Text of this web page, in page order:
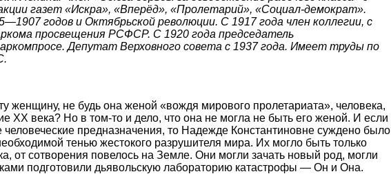
газет «Искра», «Вперёд», «Пролетарий», «Социал-демократ».
годов и Октябрьской революции. С 1917 года член коллегии, с
просвещения РСФСР. С 1920 года председатель
Депутат Верховного совета с 1937 года. Имеет труды по
женщину, не будь она женой «вождя мирового пролетариата», человека,
XX века? Но в том-то и дело, что она не могла не быть его женой. И если
предназначения, то Надежде Константиновне суждено было
тенью жестокого разрушителя мира. Их могло быть только
от сотворения повелось на Земле. Они могли зачать новый род, могли
подготовили дьявольскую лабораторию катастрофы — Он и Она.